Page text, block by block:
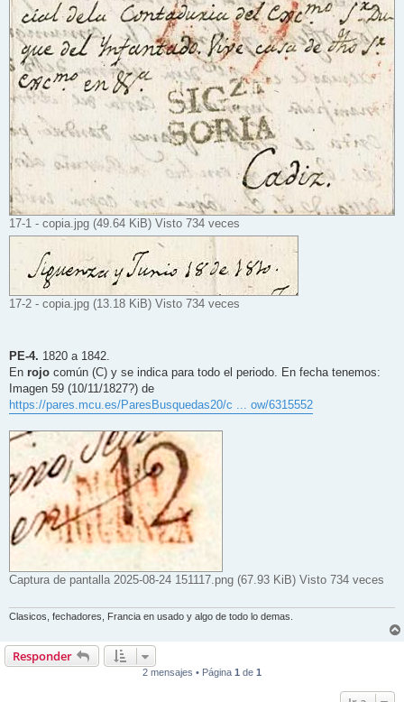
17-1 - copia.jpg (49.64 KiB) Visto 734 veces
17-2 - copia.jpg (13.18 KiB) Visto 734 veces
PE-4. 1820 a 1842.
En rojo común (C) y se indica para todo el periodo. En fecha tenemos:
Imagen 59 (10/11/1827?) de
https://pares.mcu.es/ParesBusquedas20/c ... ow/6315552
Captura de pantalla 2025-08-24 151117.png (67.93 KiB) Visto 734 veces
Clasicos, fechadores, Francia en usado y algo de todo lo demas.
Responder
2 mensajes • Página 1 de 1